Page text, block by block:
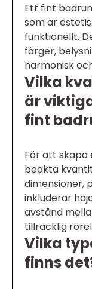
Ett fint
som är
funktionellt.
färger,
harmonisk
Vilka
är
fint
För att
beakta
dimensioner,
inkluderar
avstånd
tillräcklig
Vilka
finns